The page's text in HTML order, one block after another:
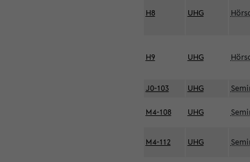
H8 UHG
H9 UHG
J0-103 UHG
M4-108 UHG
M4-112 UHG